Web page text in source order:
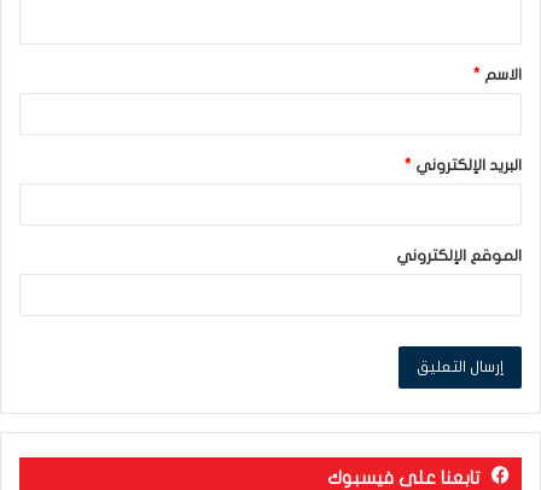
ق
*الاسم *
البريد الإلكتروني *
الموقع الإلكتروني
تابعنا على فيسبوك